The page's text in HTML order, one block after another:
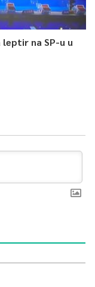
leptir na SP-u u